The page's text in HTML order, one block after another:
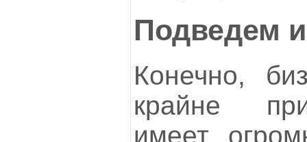
Подведем
Конечно,
крайне
имеет